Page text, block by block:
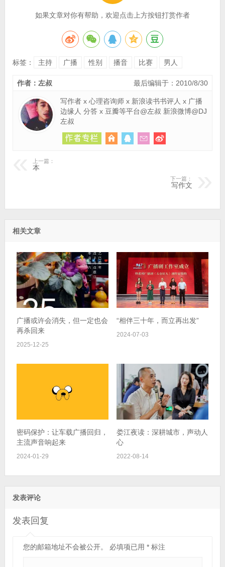
如果文章对你有帮助，欢迎点击上方按钮打赏作者
标签： 主持 广播 性别 播音 比赛 男人
最后编辑于：2010/8/30
作者：左叔
写作者 x 心理咨询师 x 新浪读书书评人 x 广播
边缘人 分答 x 豆瓣等平台@左叔 新浪微博@DJ
左叔
上一篇：
本
下一篇：
写作文
相关文章
广播或许会消失，但一定也会
再杀回来
2025-12-25
“相伴三十年，而立再出发”
2024-07-03
密码保护：让车载广播回归，
主流声音响起来
2024-01-29
娄江夜读：深耕城市，声动人
心
2022-08-14
发表评论
发表回复
您的邮箱地址不会被公开。 必填项已用 *标注